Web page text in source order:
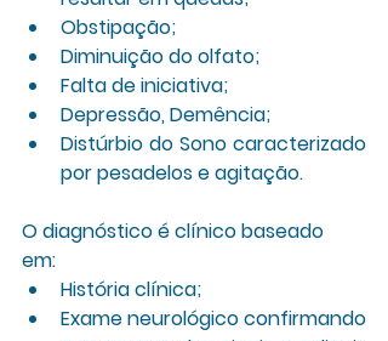
Obstipação;
Diminuição do olfato;
Falta de iniciativa;
Depressão, Demência;
Distúrbio do Sono caracterizado
por pesadelos e agitação.
O diagnóstico é clínico baseado
em:
História clínica;
Exame neurológico confirmando